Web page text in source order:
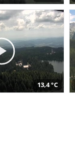
13,4 °C